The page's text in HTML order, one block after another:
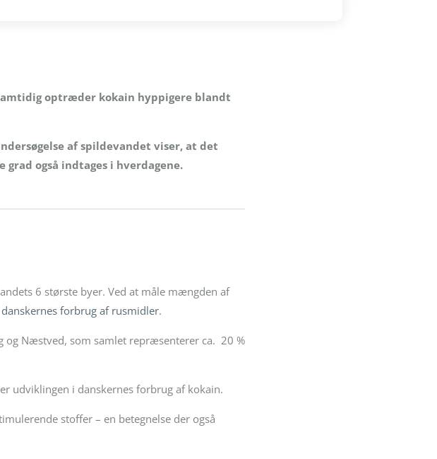
optræder kokain hyppigere blandt
af spildevandet viser, at det
også indtages i hverdagene.
6 største byer. Ved at måle mængden af
danskernes forbrug af rusmidler.
og Næstved, som samlet repræsenterer ca. 20 %
udviklingen i danskernes forbrug af kokain.
stoffer – en betegnelse der også